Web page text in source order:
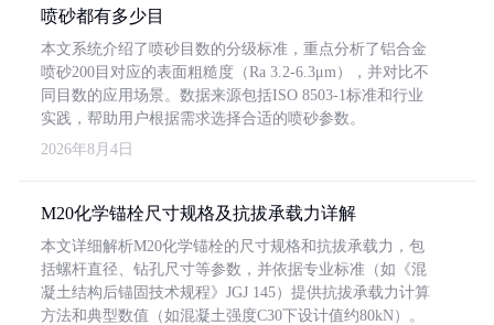
喷砂都有多少目
本文系统介绍了喷砂目数的分级标准，重点分析了铝合金
喷砂200目对应的表面粗糙度（Ra 3.2-6.3μm），并对比不
同目数的应用场景。数据来源包括ISO 8503-1标准和行业
实践，帮助用户根据需求选择合适的喷砂参数。
2026年8月4日
M20化学锚栓尺寸规格及抗拔承载力详解
本文详细解析M20化学锚栓的尺寸规格和抗拔承载力，包
括螺杆直径、钻孔尺寸等参数，并依据专业标准（如《混
凝土结构后锚固技术规程》JGJ 145）提供抗拔承载力计算
方法和典型数值（如混凝土强度C30下设计值约80kN）。